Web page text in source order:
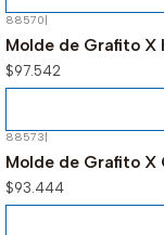
88570|
Molde de Grafito X
$97.542
88573
Molde de Grafito X
$93.444